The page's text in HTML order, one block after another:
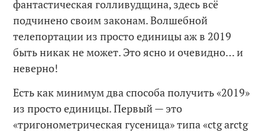
фантастическая голливудщина, здесь всё
подчинено своим законам. Волшебной
телепортации из просто единицы аж в 2019
быть никак не может. Это ясно и очевидно… и
неверно!
Есть как минимум два способа получить «2019»
из просто единицы. Первый — это
«тригонометрическая гусеница» типа «ctg arctg